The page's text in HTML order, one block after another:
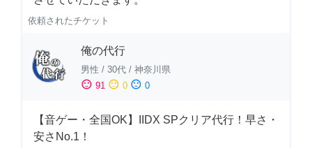
依頼されたチケット
俺の代行
男性 / 30代 / 神奈川県
sentiment_satisfied 91 sentiment_neutral 0 sentiment_dissatisfied 0
【音ゲー・全国OK】IIDX SPクリア代行！早さ・
安さNo.1！